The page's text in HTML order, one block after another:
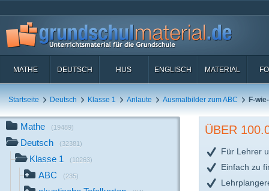
MATHE DEUTSCH HUS ENGLISCH MATERIAL
Startseite Deutsch Klasse 1 Anlaute Ausmalbilder zum ABC F-
Mathe (19489)
Deutsch (32381)
Klasse 1 (10263)
ABC (235)
ÜBER
Für Lehrer
Einfach zu